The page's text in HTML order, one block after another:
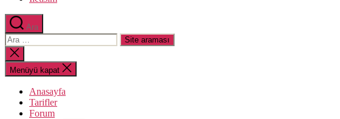
Ara
Arama
yap:
Aramayı
kapat
Menüyü kapat
Anasayfa
Tarifler
Forum